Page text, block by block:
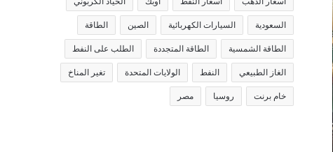
السعودية السيارات الكهربائية الصين الطاقة
الطاقة الشمسية الطاقة المتجددة الطلب على النفط
الغاز الطبيعي النفط الولايات المتحدة تغير المناخ
خام برنت روسيا مصر